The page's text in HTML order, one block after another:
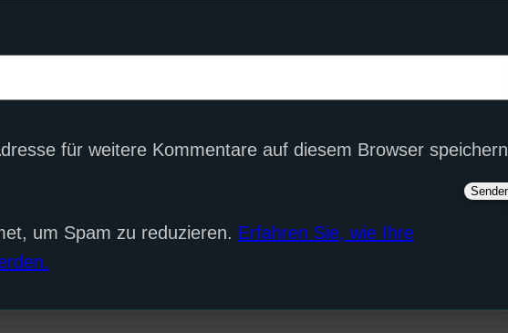
für weitere Kommentare auf diesem Browser
um Spam zu reduzieren. Erfahren Sie, wie Ihre